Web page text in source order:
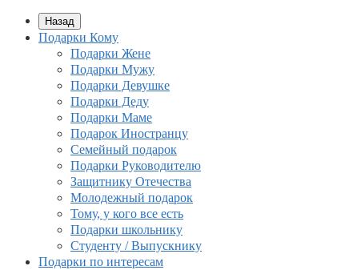
Назад
Подарки Кому
Подарки Жене
Подарки Мужу
Подарки Девушке
Подарки Деду
Подарки Маме
Подарок Иностранцу
Семейный подарок
Подарки Руководителю
Защитнику Отечества
Молодежный подарок
Тому, у кого все есть
Подарки школьнику
Студенту / Выпускнику
Подарки по интересам